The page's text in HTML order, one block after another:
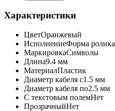
Характеристики
ЦветОранжевый
ИсполнениеФорма ролика
МаркировкаСимволы
Длина9.4 мм
МатериалПластик
Диаметр кабеля с1.5 мм
Диаметр кабеля по2.5 мм
С текстовым полемНет
ПрозрачныйНет